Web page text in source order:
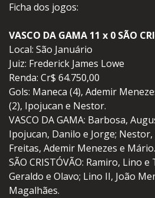
Ficha dos jogos:
VASCO DA GAMA 11 x 0 SÃO
Local: São Januário
Juiz: Frederick James Lowe
Renda: Cr$ 64.750,00
Gols: Maneca (4), Ademir
(2), Ipojucan e Nestor.
VASCO DA GAMA: Barbosa,
Ipojucan, Danilo e Jorge;
Freitas, Ademir Menezes e Mário.
SÃO CRISTÓVÃO: Ramiro, Lino
Geraldo e Olavo; Lino II, João
Magalhães.